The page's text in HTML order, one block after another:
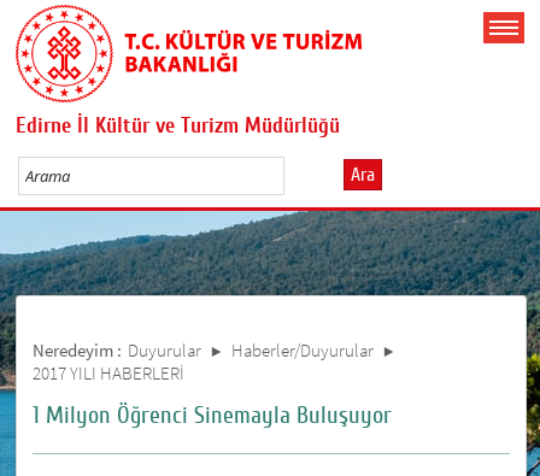
Edirne İl Kültür ve Turizm Müdürlüğü
Ara
Neredeyim : Duyurular
Haberler/Duyurular
2017 YILI HABERLERİ
1 Milyon Öğrenci Sinemayla Buluşuyor